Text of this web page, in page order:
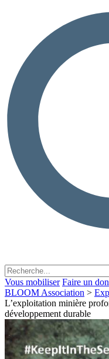
Vous mobiliser Faire un don
BLOOM Association >
L’exploitation minière
développement durable